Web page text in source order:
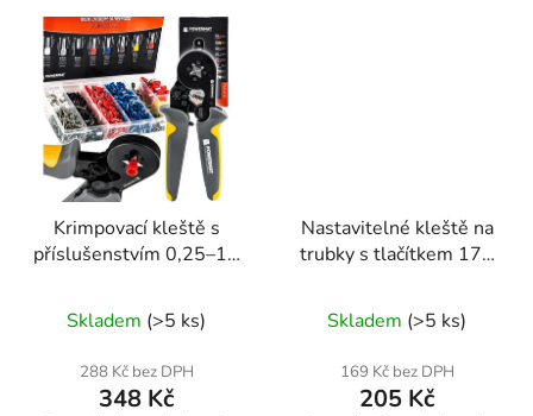
Krimpovací kleště s
příslušenstvím 0,25–10
ZDTK-175T (1200 ks)
Skladem (>5 ks)
288 Kč bez DPH
348 Kč
Nastavitelné kleště na
trubky s tlačítkem 175
Skladem (>5 ks)
169 Kč bez DPH
205 Kč